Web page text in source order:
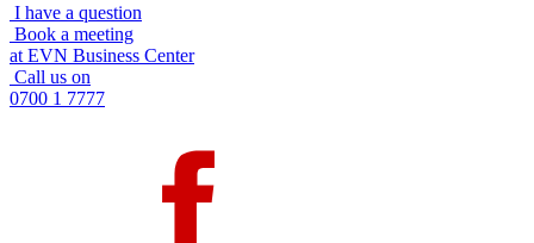
I have a question
Book a meeting
at EVN Business Center
Call us on
0700 1 7777